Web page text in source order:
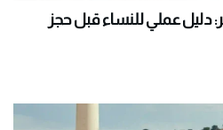
دليل عملي للنساء قبل حجز